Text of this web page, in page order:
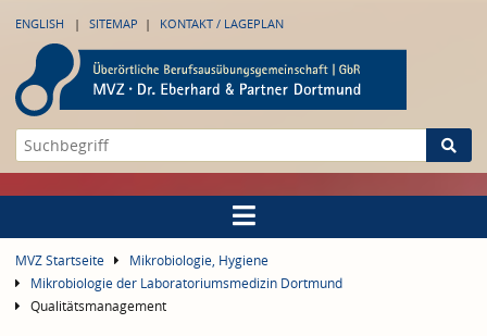
ENGLISH SITEMAP KONTAKT / LAGEPLAN
MVZ Startseite
Mikrobiologie, Hygiene
Mikrobiologie der Laboratoriumsmedizin Dortmund
Qualitätsmanagement